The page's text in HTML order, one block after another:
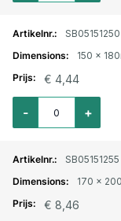
SB05151250
150 x
€ 4,44
Aantal voor
+
-
SB05151255
170 x
€ 8,46